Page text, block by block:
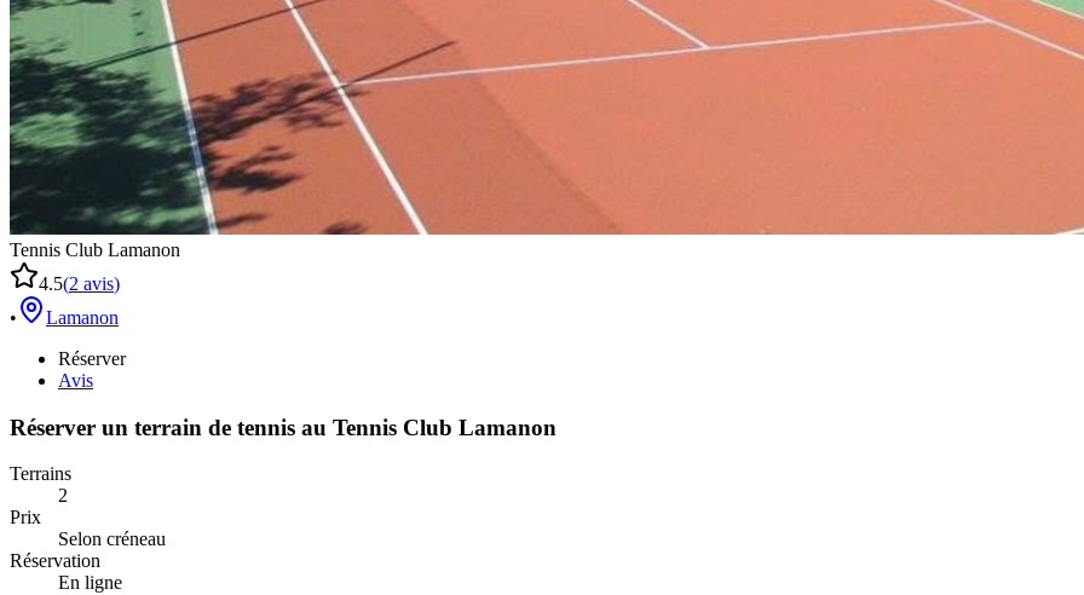
Tennis Club Lamanon
4.5(2 avis)
•
Lamanon
Réserver
Avis
Réserver un terrain de tennis au Tennis Club Lamanon
Terrains
2
Prix
Selon créneau
Réservation
En ligne